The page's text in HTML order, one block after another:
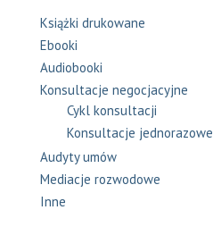
Książki drukowane
Ebooki
Audiobooki
Konsultacje negocjacyjne
Cykl konsultacji
Konsultacje jednorazowe
Audyty umów
Mediacje rozwodowe
Inne